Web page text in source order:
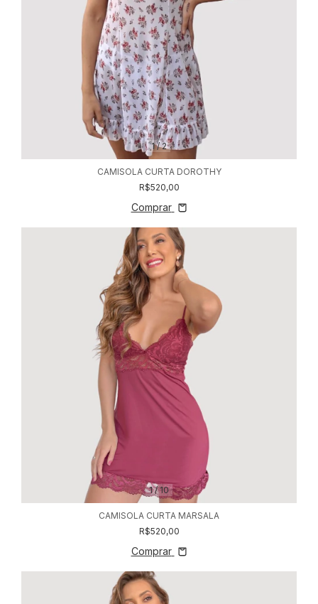
1/2
CAMISOLA CURTA DOROTHY
R$520,00
Comprar
1/10
CAMISOLA CURTA MARSALA
R$520,00
Comprar